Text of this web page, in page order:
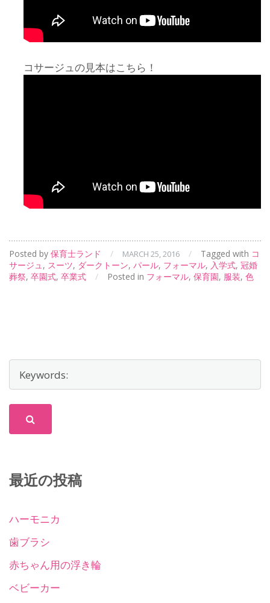
コサージュの見本はこちら！
Posted by 保育士ランド / MARCH 25, 2016 / Tagged with コ
サージュ, スーツ, ダークトーン, パール, フォーマル, 入学式, 冠婚
葬祭, 卒園式, 卒業式 / Posted in フォーマル, 保育園, 服装, 色
最近の投稿
ハーモニカ
歯ブラシ
赤ちゃん用の浮き輪
ベビーカー